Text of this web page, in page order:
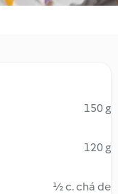
150 g
120 g
½ c. chá de